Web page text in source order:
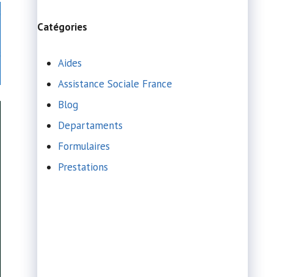
Catégories
Aides
Assistance Sociale France
Blog
Departaments
Formulaires
Prestations